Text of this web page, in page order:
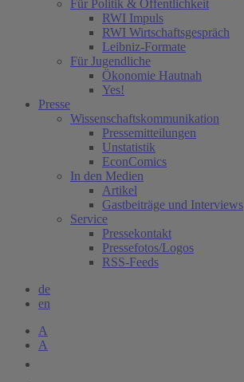
Für Politik & Öffentlichkeit
RWI Impuls
RWI Wirtschaftsgespräch
Leibniz-Formate
Für Jugendliche
Ökonomie Hautnah
Yes!
Presse
Wissenschaftskommunikation
Pressemitteilungen
Unstatistik
EconComics
In den Medien
Artikel
Gastbeiträge und Interviews
Service
Pressekontakt
Pressefotos/Logos
RSS-Feeds
de
en
A
A